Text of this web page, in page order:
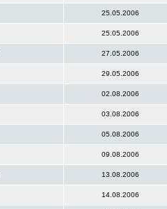
25.05.2006
25.05.2006
27.05.2006
29.05.2006
02.08.2006
03.08.2006
05.08.2006
09.08.2006
13.08.2006
14.08.2006